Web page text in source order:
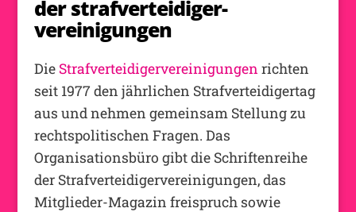
der strafverteidiger-
vereinigungen
Die Strafverteidigervereinigungen richten
seit 1977 den jährlichen Strafverteidigertag
aus und nehmen gemeinsam Stellung zu
rechtspolitischen Fragen. Das
Organisationsbüro gibt die Schriftenreihe
der Strafverteidigervereinigungen, das
Mitglieder-Magazin freispruch sowie